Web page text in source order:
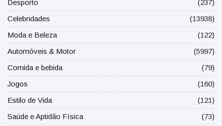
Desporto
(237)
Celebridades
(13938)
Moda e Beleza
(122)
Automóveis & Motor
(5997)
Comida e bebida
(79)
Jogos
(160)
Estilo de Vida
(121)
Saúde e Aptidão Física
(73)